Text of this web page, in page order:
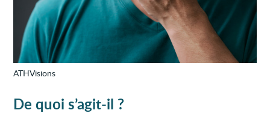
ATHVisions
De quoi s’agit-il ?